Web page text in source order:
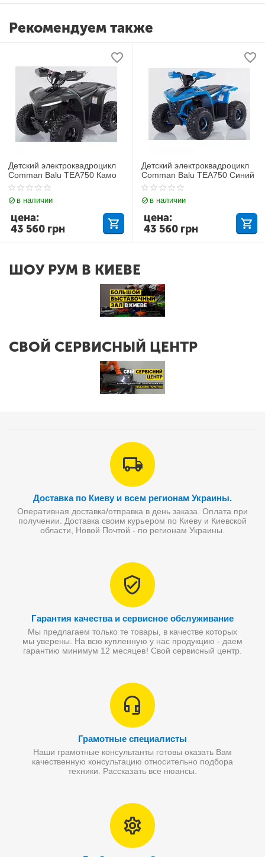
Рекомендуем также
Детский электроквадроцикл
Comman Balu TEA750 Камо
в наличии
43 560 грн
цена:
Детский электроквадроцикл
Comman Balu TEA750 Синий
в наличии
43 560 грн
цена:
ШОУ РУМ В КИЕВЕ
СВОЙ СЕРВИСНЫЙ ЦЕНТР
Доставка по Киеву и всем регионам Украины.
Оперативная доставка/отправка в день заказа. Оплата при
получении. Доставка своим курьером по Киеву и Киевской
области, Новой Почтой - по регионам Украины.
Гарантия качества и сервисное обслуживание
Мы предлагаем только те товары, в качестве которых
мы уверены. На всю купленную у нас продукцию - даем
гарантию минимум 12 месяцев! Свой сервисный центр.
Грамотные специалисты
Наши грамотные консультанты готовы оказать Вам
качественную консультацию относительно подбора
техники. Рассказать все нюансы.